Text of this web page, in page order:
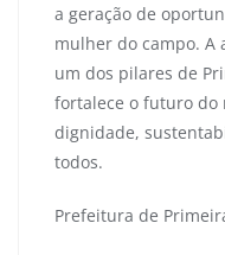
a geração de
mulher do campo. A
um dos pilares de
fortalece o futuro do
dignidade,
todos.
Prefeitura de